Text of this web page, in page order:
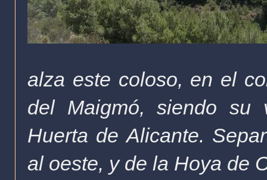
alza este coloso, en el
del Maigmó, siendo su
Huerta de Alicante.
al oeste, y de la Hoya de